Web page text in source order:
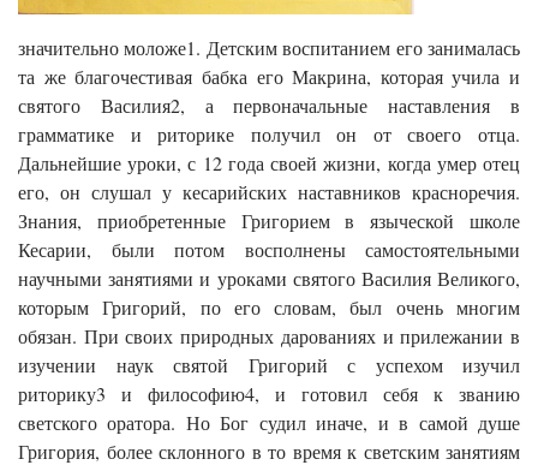
значительно моложе1. Детским воспитанием его занималась
та же благочестивая бабка его Макрина, которая учила и
святого Василия2, а первоначальные наставления в
грамматике и риторике получил он от своего отца.
Дальнейшие уроки, с 12 года своей жизни, когда умер отец
его, он слушал у кесарийских наставников красноречия.
Знания, приобретенные Григорием в языческой школе
Кесарии, были потом восполнены самостоятельными
научными занятиями и уроками святого Василия Великого,
которым Григорий, по его словам, был очень многим
обязан. При своих природных дарованиях и прилежании в
изучении наук святой Григорий с успехом изучил
риторику3 и философию4, и готовил себя к званию
светского оратора. Но Бог судил иначе, и в самой душе
Григория, более склонного в то время к светским занятиям